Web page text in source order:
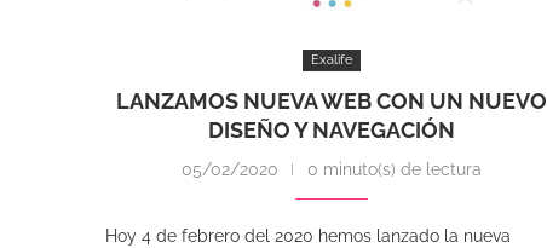
Exalife
LANZAMOS NUEVA WEB CON UN NUEVO
DISEÑO Y NAVEGACIÓN
05/02/2020 0 minuto(s) de lectura
Hoy 4 de febrero del 2020 hemos lanzado la nueva